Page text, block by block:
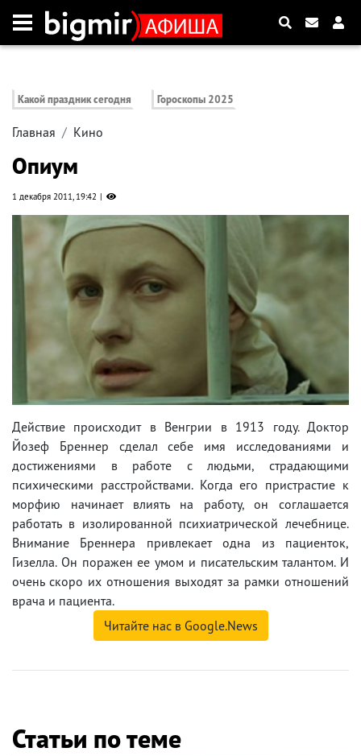
Какой праздник сегодня Гороскопы 2025
Главная Кино
Опиум
1 декабря 2011, 19:42
Действие происходит в Венгрии в 1913 году. Доктор
Йозеф Бреннер сделал себе имя исследованиями и
достижениями в работе с людьми, страдающими
психическими расстройствами. Когда его пристрастие к
морфию начинает влиять на работу, он соглашается
работать в изолированной психиатрической лечебнице.
Внимание Бреннера привлекает одна из пациенток,
Гизелла. Он поражен ее умом и писательским талантом. И
очень скоро их отношения выходят за рамки отношений
врача и пациента.
Читайте нас в Google.News
Статьи по теме